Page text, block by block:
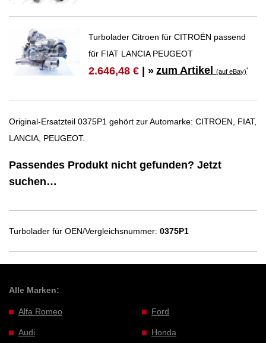
Turbolader Citroen für CITROËN passend
für FIAT LANCIA PEUGEOT
2.646,48 € | » zum Artikel(auf eBay)*
Original-Ersatzteil 0375P1 gehört zur Automarke: CITROEN, FIAT,
LANCIA, PEUGEOT.
Passendes Produkt nicht gefunden? Jetzt
suchen…
Turbolader für OEN/Vergleichsnummer: 0375P1
Alle Marken:
Alfa Romeo
Audi
Ford
Honda